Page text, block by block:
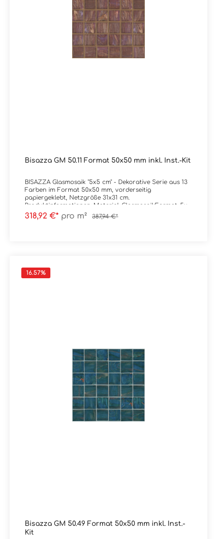
Bisazza GM 50.11 Format 50x50 mm inkl. Inst.-Kit
BISAZZA Glasmosaik "5x5 cm" - Dekorative Serie aus 13
Farben im Format 50x50 mm, vorderseitig
papiergeklebt, Netzgröße 31x31 cm.
Produktinformationen: Material: GlasmosaikFormat: 5x5
cm (Netz = 31x31 cm)Stärke: 4,5 mmFarbe: GM
50.11Gewicht: 9 kg/m²Trittsicherheit: --
318,92 €* pro m² 387,94 €*
16.57%
Bisazza GM 50.49 Format 50x50 mm inkl. Inst.-
Kit